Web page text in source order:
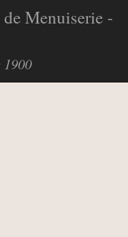
Menuiserie -
1900